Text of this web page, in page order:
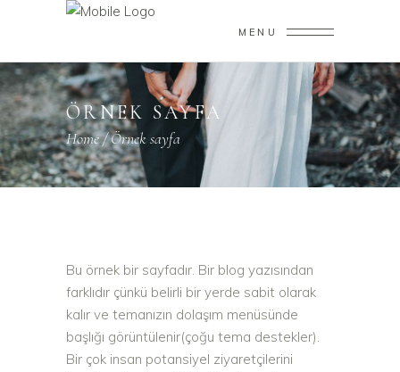
MENU
ÖRNEK SAYFA
Home/Örnek sayfa
Bu örnek bir sayfadır. Bir blog yazısından
farklıdır çünkü belirli bir yerde sabit olarak
kalır ve temanızın dolaşım menüsünde
başlığı görüntülenir(çoğu tema destekler).
Bir çok insan potansiyel ziyaretçilerini